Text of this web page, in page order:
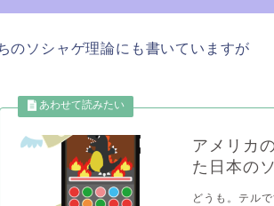
のソシャゲ理論にも書いていますが
アメリカ
た日本の
どうも。テル